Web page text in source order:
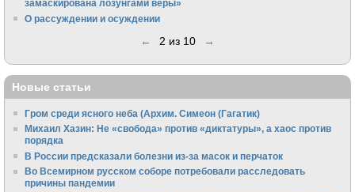
замаскирована лозунгами веры»
О рассуждении и осуждении
← 2 из 10 →
Новые статьи
Гром среди ясного неба (Архим. Симеон (Гагатик)
Михаил Хазин: Не «свобода» против «диктатуры», а хаос против
порядка
В России предсказали болезни из-за масок и перчаток
Во Всемирном русском соборе потребовали расследовать
причины пандемии